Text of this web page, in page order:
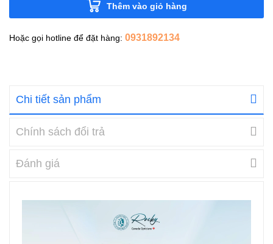
Thêm vào giỏ hàng
Hoặc gọi hotline để đặt hàng: 0931892134
Chi tiết sản phẩm
Chính sách đổi trả
Đánh giá